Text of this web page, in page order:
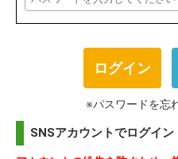
※パスワードを忘
SNSアカウントでログイン